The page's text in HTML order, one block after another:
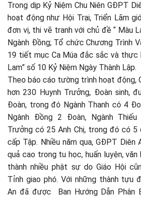
Trong dịp Kỷ Niệm Chu Niên GĐPT
hoạt động như Hội Trại, Triển Lãm
đơn vị, thi vẽ tranh với chủ đề “ Màu
Ngành Đồng; Tổ chức Chương Trình
19 tiết mục Ca Múa đắc sắc và thực
Lam” số 10 Kỷ Niệm Ngày Thành Lập.
Theo báo cáo tường trình hoạt động,
hơn 230 Huynh Trưởng, Đoàn sinh,
Đoàn, trong đó Ngành Thanh có 4
Ngành Đồng 2 Đoàn, Ngành
Trưởng có 25 Anh Chị, trong đó có 5
cấp Tập. Nhiều năm qua, GĐPT
quả cao trong tu học, huấn luyện, văn
thành nhiều phật sự do Giáo Hội
Tỉnh giao phó. Với những thành tựu
An đã được Ban Hướng Dẫn Phân